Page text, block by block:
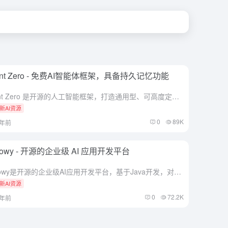
Zero - 免费AI智能体框架，具备持久记忆功能
Agent Zero 是开源的人工智能框架，打造通用型、可高度定制的智能助手。通过动态学习和进化，能处理各种任务，具备持久记忆功能，能记住之前的经验和解决方案，更高效地完成后续任务。
AI资源
前 0 89K
- 开源的企业级 AI 应用开发平台
AIFlowy是开源的企业级AI应用开发平台，基于Java开发，对标字节Coze、腾讯元器和Dify等产品。支持智能对话机器人、私有知识库构建、AI 工作流编排和大模型管理等功能，提供完善的系统管理模...
AI资源
前 0 72.2K